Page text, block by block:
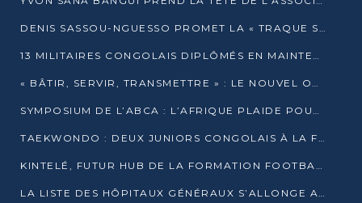
DENIS SASSOU-NGUESSO PROMET LA « TRAQUE SANS RELÂCHE » DU GRAND BANDITISME
13 MILITAIRES CONGOLAIS DIPLÔMÉS EN MAINTENANCE INDUSTRIELLE APRÈS TROIS ANS DE FORMATION À L’UNIVERSITÉ MARIEN-NGOUABI
« BÂTIR, SERVIR, TRANSMETTRE » : LE NOUVEL OUVRAGE QUI INTERPELLE LES COLLECTIVITÉS
SYMPOSIUM DE L’ABCA : L’AFRIQUE PLAIDE POUR UN FINANCEMENT CLIMATIQUE ÉQUITABLE
TAEKWONDO : DEUX JUNIORS CONGOLAIS À LA FINALE D’OPEN SYRIES 2025 À ABIDJAN
KINTELÉ, FUTUR HUB DE LA FORMATION FOOTBALLISTIQUE AFRICAINE ?
LA LISTE DES HÔPITAUX GÉNÉRAUX S’ALLONGE AU CONGO